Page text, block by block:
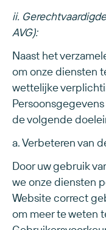
ii.
AVG):
Naast het
om onze diensten
wettelijke
de volgende
a. Verbeteren van
Door uw gebruik
we onze diensten
Website correct
om meer te weten